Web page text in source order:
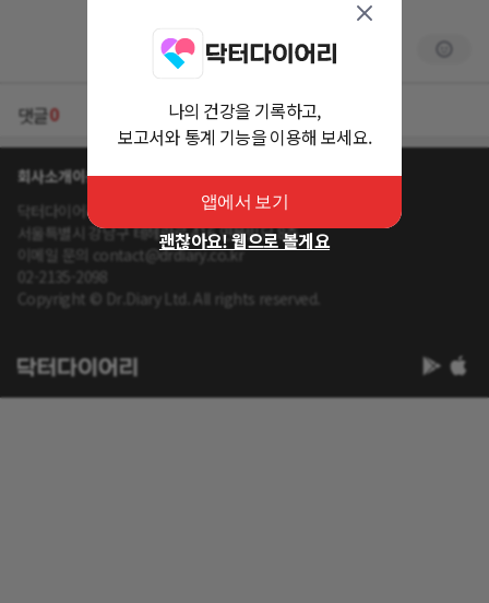
댓글0
회사소개이용약관개인정보 처리방침
닥터다이어리 대표 : 송제윤
서울특별시 강남구 테헤란로 416 연봉빌딩 8층
이메일 문의 contact@drdiary.co.kr
02-2135-2098
Copyright © Dr.Diary Ltd. All rights reserved.
나의 건강을 기록하고,
보고서와 통계 기능을 이용해 보세요.
앱에서 보기
괜찮아요! 웹으로 볼게요